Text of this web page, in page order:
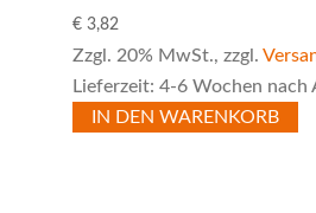
€3,82
Zzgl. 20% MwSt., zzgl.
Lieferzeit: 4-6 Wochen nach
IN DEN WARENKORB